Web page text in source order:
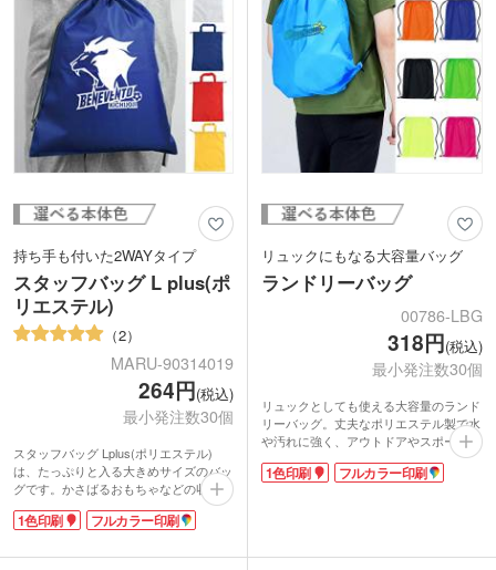
持ち手も付いた2WAYタイプ
スタッフバッグ L plus(ポ
リエステル)
2
MARU-90314019
264円(税込)
最小発注数30個
スタッフバッグ Lplus(ポリエステル)
は、たっぷりと入る大きめサイズのバッ
グです。かさばるおもちゃなどの収納は
もちろん、衣類やタオルもしっかりと入
ります。ポリエステル素材で、軽くて丈
く持ち手も付いている2WAYタイプなの
1色印刷 フルカラー印刷
リュックにもなる大容量バッグ
ランドリーバッグ
00786-LBG
318円(税込)
最小発注数30個
リュックとしても使える大容量のランド
リーバッグ。丈夫なポリエステル製で水
や汚れに強く、アウトドアやスポーツシ
ーンにぴったりなアイテムです。タオル
や着替えを入れればジム用バッグとし
1色印刷 フルカラー印刷